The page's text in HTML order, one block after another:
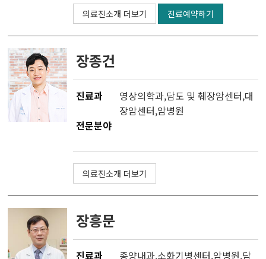
의료진소개 더보기 진료예약하기
장종건
진료과 영상의학과,담도 및 췌장암센터,대
장암센터,암병원
전문분야
의료진소개 더보기
장흥문
진료과 종양내과,소화기병센터,암병원,담